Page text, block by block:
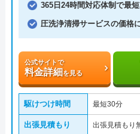
365日24時間対応体制で最
圧洗浄清掃サービスの価格
公式サイトで
料金詳細を見る
駆けつけ時間 最短30分
出張見積もり 出張見積もり